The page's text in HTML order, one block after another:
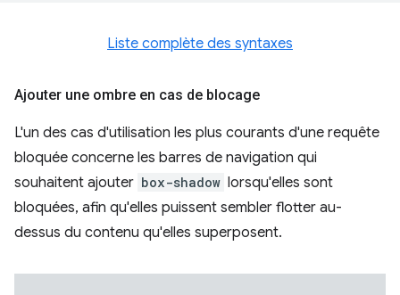
Liste complète des syntaxes
Ajouter une ombre en cas de blocage
L'un des cas d'utilisation les plus courants d'une requête
bloquée concerne les barres de navigation qui
souhaitent ajouter box-shadow lorsqu'elles sont
bloquées, afin qu'elles puissent sembler flotter au-
dessus du contenu qu'elles superposent.